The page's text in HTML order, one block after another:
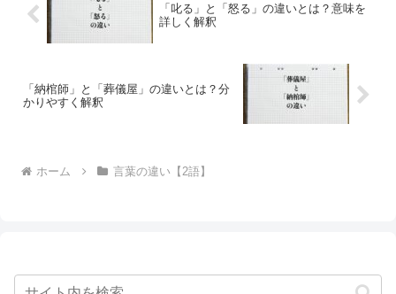
「叱る」と「怒る」の違いとは？意味を
詳しく解釈
「納棺師」と「葬儀屋」の違いとは？分
かりやすく解釈
ホーム 言葉の違い【2語】